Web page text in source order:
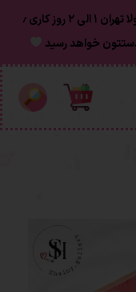
معمولا تهران ۱ الی ۲ روز‌ کاری ٫